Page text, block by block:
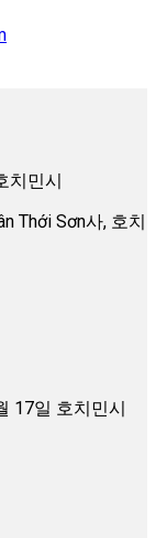
치민시
Thới Sơn사, 호치
17일 호치민시